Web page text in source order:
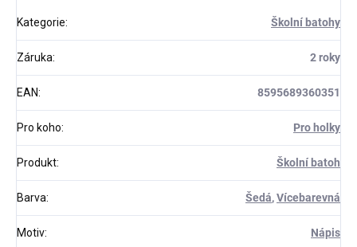
Kategorie: Školní batohy
Záruka: 2 roky
EAN: 8595689360351
Pro koho: Pro holky
Produkt: Školní batoh
Barva: Šedá,Vícebarevná
Motiv: Nápis